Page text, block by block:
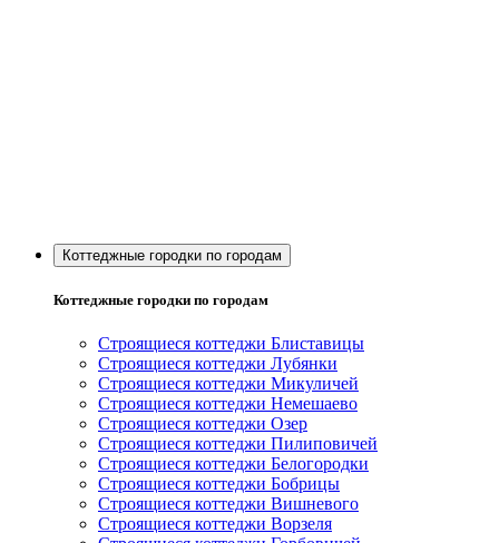
Коттеджные городки по городам
Коттеджные городки по городам
Строящиеся коттеджи Блиставицы
Строящиеся коттеджи Лубянки
Строящиеся коттеджи Микуличей
Строящиеся коттеджи Немешаево
Строящиеся коттеджи Озер
Строящиеся коттеджи Пилиповичей
Строящиеся коттеджи Белогородки
Строящиеся коттеджи Бобрицы
Строящиеся коттеджи Вишневого
Строящиеся коттеджи Ворзеля